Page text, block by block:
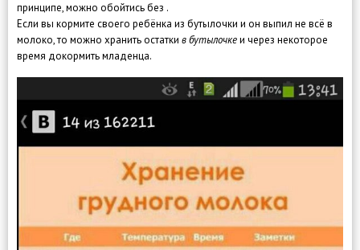
принципе, можно обойтись без .
Если вы кормите своего ребёнка из бутылочки и он выпил не всё в
молоко, то можно хранить остатки в бутылочкеи через некоторое
время докормить младенца.